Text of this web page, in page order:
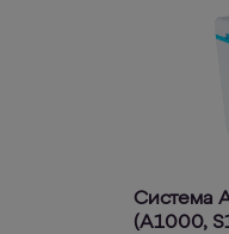
Система
(А1000,